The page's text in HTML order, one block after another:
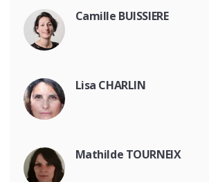
Camille BUISSIERE
Lisa CHARLIN
Mathilde TOURNEIX